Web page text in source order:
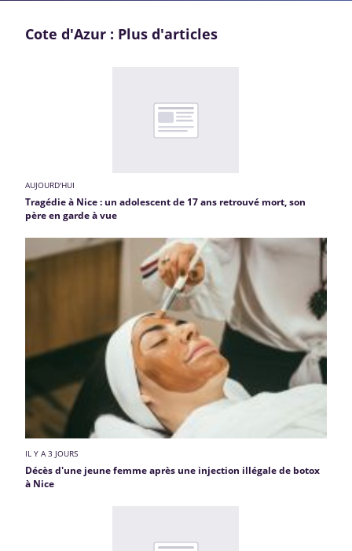
Cote d'Azur : Plus d'articles
AUJOURD'HUI
Tragédie à Nice : un adolescent de 17 ans retrouvé mort, son
père en garde à vue
IL Y A 3 JOURS
Décès d'une jeune femme après une injection illégale de botox
à Nice